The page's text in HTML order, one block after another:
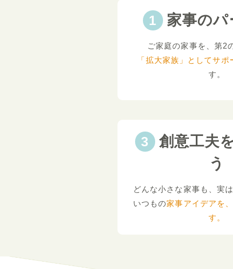
家事のパ
ご家庭の家事を、第2
「拡大家族」としてサポ
す。
創意工夫
う
どんな小さな家事も、実
いつもの家事アイデアを
す。